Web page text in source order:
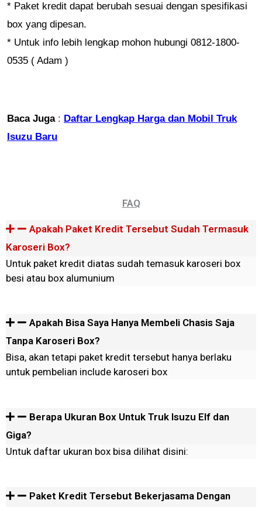
* Paket kredit dapat berubah sesuai dengan spesifikasi
box yang dipesan.
* Untuk info lebih lengkap mohon hubungi 0812-1800-
0535 ( Adam )
Baca Juga: Daftar Lengkap Harga dan Mobil Truk
Isuzu Baru
FAQ
Apakah Paket Kredit Tersebut Sudah Termasuk
Karoseri Box?
Untuk paket kredit diatas sudah temasuk karoseri box
besi atau box alumunium
Apakah Bisa Saya Hanya Membeli Chasis Saja
Tanpa Karoseri Box?
Bisa, akan tetapi paket kredit tersebut hanya berlaku
untuk pembelian include karoseri box
Berapa Ukuran Box Untuk Truk Isuzu Elf dan
Giga?
Untuk daftar ukuran box bisa dilihat disini:
Paket Kredit Tersebut Bekerjasama Dengan